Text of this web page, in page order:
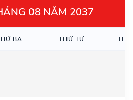
08 NĂM 2037
BA THỨ TƯ